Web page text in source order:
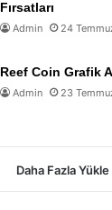
Fırsatları
Admin 24
Reef Coin Grafik
Admin 23
Daha Fazla Yükle